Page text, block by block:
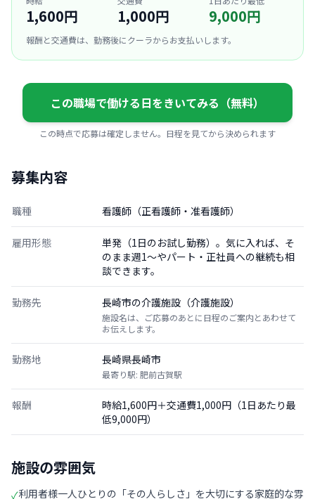
1,600円 1,000円 9,000円
報酬と交通費は、勤務後にクーラからお支払いします。
この職場で働ける日をきいてみる（無料）
この時点で応募は確定しません。日程を見てから決められます
募集内容
職種 看護師（正看護師・准看護師）
雇用形態
単発（1日のお試し勤務）。気に入れば、そ
のまま週1〜やパート・正社員への継続も相
談できます。
勤務先 長崎市の介護施設（介護施設）
施設名は、ご応募のあとに日程のご案内とあわせて
お伝えします。
勤務地 長崎県長崎市
最寄り駅: 肥前古賀駅
報酬
時給1,600円＋交通費1,000円（1日あたり最
低9,000円）
施設の雰囲気
✓利用者様一人ひとりの「その人らしさ」を大切にする家庭的な雰